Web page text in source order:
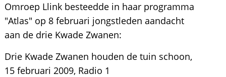
Omroep Llink besteedde in haar programma
"Atlas" op 8 februari jongstleden aandacht
aan de drie Kwade Zwanen:
Drie Kwade Zwanen houden de tuin schoon,
15 februari 2009, Radio 1